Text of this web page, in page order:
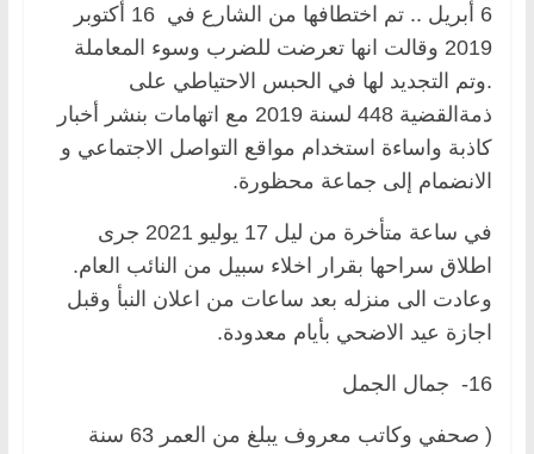
6 أبريل .. تم اختطافها من الشارع في 16 أكتوبر
2019 وقالت انها تعرضت للضرب وسوء المعاملة
.وتم التجديد لها في الحبس الاحتياطي على
ذمةالقضية 448 لسنة 2019 مع اتهامات بنشر أخبار
كاذبة واساءة استخدام مواقع التواصل الاجتماعي و
الانضمام إلى جماعة محظورة.
في ساعة متأخرة من ليل 17 يوليو 2021 جرى
اطلاق سراحها بقرار اخلاء سبيل من النائب العام.
وعادت الى منزله بعد ساعات من اعلان النبأ وقبل
اجازة عيد الاضحي بأيام معدودة.
16- جمال الجمل
( صحفي وكاتب معروف يبلغ من العمر 63 سنة